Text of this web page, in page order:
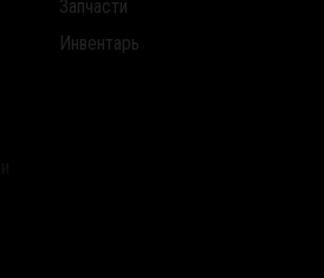
Запчасти
Инвентарь